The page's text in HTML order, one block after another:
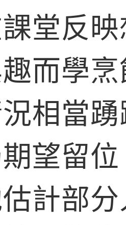
堂反
而學
相當
望留
計部